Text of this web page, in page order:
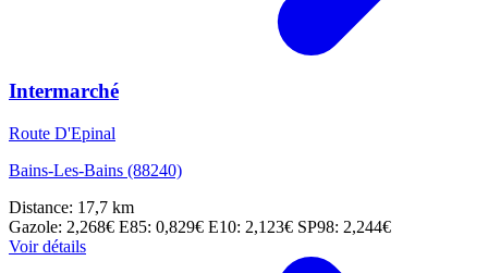
Intermarché
Route D'Epinal
Bains-Les-Bains (88240)
Distance: 17,7 km
Gazole: 2,268€ E85: 0,829€ E10: 2,123€ SP98: 2,244€
Voir détails